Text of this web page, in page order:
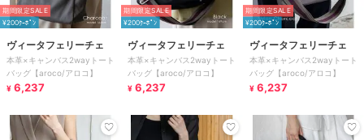
期間限定SALE
¥200ｸｰﾎﾟﾝ
ヴィータフェリーチェ
本革×キャンバス2wayトート
バッグ【aroco/アロコ】
¥ 6,237
期間限定SALE
¥200ｸｰﾎﾟﾝ
ヴィータフェリーチェ
本革×キャンバス2wayトート
バッグ【aroco/アロコ】
¥ 6,237
期間限定SALE
¥200ｸｰﾎﾟﾝ
ヴィータフェリーチェ
本革×キャンバス2wayトート
バッグ【aroco/アロコ】
¥ 6,237